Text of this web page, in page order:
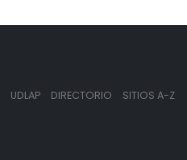
UDLAP DIRECTORIO SITIOS A-Z